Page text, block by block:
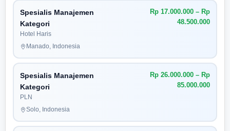
Spesialis Manajemen
Kategori
Hotel Haris
Rp 17.000.000 – Rp
48.500.000
Manado, Indonesia
Spesialis Manajemen
Kategori
PLN
Rp 26.000.000 – Rp
85.000.000
Solo, Indonesia